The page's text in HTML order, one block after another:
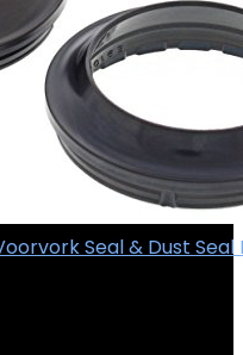
Seal & Dust Seal